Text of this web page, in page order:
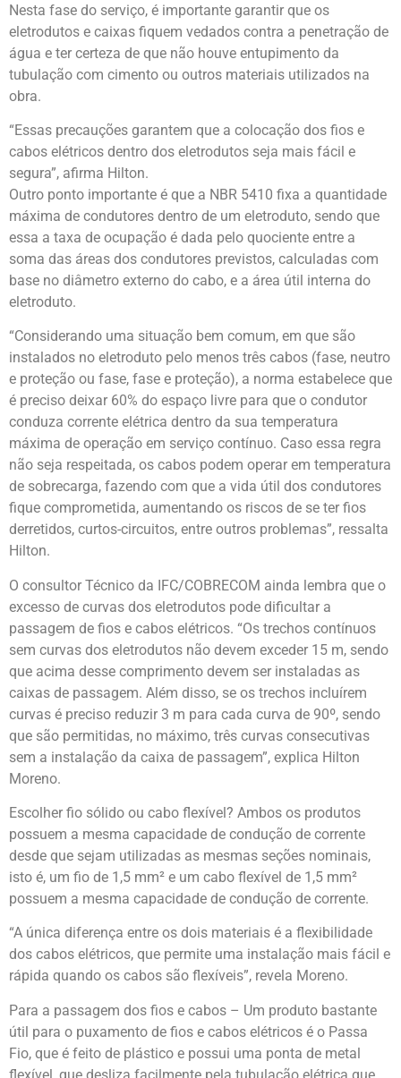
Nesta fase do serviço, é importante garantir que os
eletrodutos e caixas fiquem vedados contra a penetração de
água e ter certeza de que não houve entupimento da
tubulação com cimento ou outros materiais utilizados na
obra.
“Essas precauções garantem que a colocação dos fios e
cabos elétricos dentro dos eletrodutos seja mais fácil e
segura”, afirma Hilton.
Outro ponto importante é que a NBR 5410 fixa a quantidade
máxima de condutores dentro de um eletroduto, sendo que
essa a taxa de ocupação é dada pelo quociente entre a
soma das áreas dos condutores previstos, calculadas com
base no diâmetro externo do cabo, e a área útil interna do
eletroduto.
“Considerando uma situação bem comum, em que são
instalados no eletroduto pelo menos três cabos (fase, neutro
e proteção ou fase, fase e proteção), a norma estabelece que
é preciso deixar 60% do espaço livre para que o condutor
conduza corrente elétrica dentro da sua temperatura
máxima de operação em serviço contínuo. Caso essa regra
não seja respeitada, os cabos podem operar em temperatura
de sobrecarga, fazendo com que a vida útil dos condutores
fique comprometida, aumentando os riscos de se ter fios
derretidos, curtos-circuitos, entre outros problemas”, ressalta
Hilton.
O consultor Técnico da IFC/COBRECOM ainda lembra que o
excesso de curvas dos eletrodutos pode dificultar a
passagem de fios e cabos elétricos. “Os trechos contínuos
sem curvas dos eletrodutos não devem exceder 15 m, sendo
que acima desse comprimento devem ser instaladas as
caixas de passagem. Além disso, se os trechos incluírem
curvas é preciso reduzir 3 m para cada curva de 90º, sendo
que são permitidas, no máximo, três curvas consecutivas
sem a instalação da caixa de passagem”, explica Hilton
Moreno.
Escolher fio sólido ou cabo flexível? Ambos os produtos
possuem a mesma capacidade de condução de corrente
desde que sejam utilizadas as mesmas seções nominais,
isto é, um fio de 1,5 mm² e um cabo flexível de 1,5 mm²
possuem a mesma capacidade de condução de corrente.
“A única diferença entre os dois materiais é a flexibilidade
dos cabos elétricos, que permite uma instalação mais fácil e
rápida quando os cabos são flexíveis”, revela Moreno.
Para a passagem dos fios e cabos – Um produto bastante
útil para o puxamento de fios e cabos elétricos é o Passa
Fio, que é feito de plástico e possui uma ponta de metal